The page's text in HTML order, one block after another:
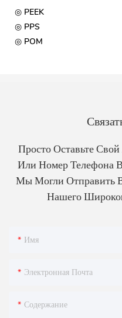
◎ PEEK
◎ PPS
◎ POM
Просто Оставьте
Или Номер Телефона
Мы Могли Отправить
Нашего
Имя
Электронная Почта
Содержание